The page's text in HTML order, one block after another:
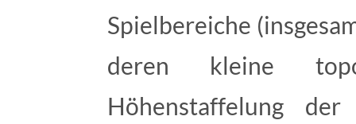
Spielbereiche
deren kleine
Höhenstaffelung